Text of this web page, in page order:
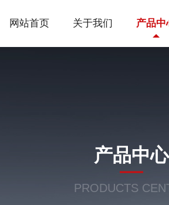
网站首页 关于我们 产品中
产品中心
PRODUCTS